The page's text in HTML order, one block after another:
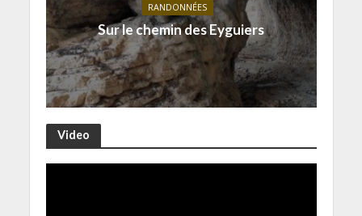
RANDONNÉES
Sur le chemin des Eyguiers
Video